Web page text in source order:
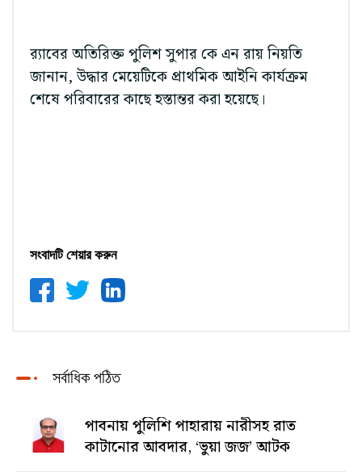
র‌্যাবের অতিরিক্ত পুলিশ সুপার কে এন রায় নিয়তি
জানান, উদ্ধার মেয়েটিকে প্রাথমিক আইনি কার্যক্রম
শেষে পরিবারের কাছে হস্তান্তর করা হয়েছে।
সংবাদটি শেয়ার করুন
সর্বাধিক পঠিত
পাবনায় পুলিশি পাহারায় নারীসহ রাত
কাটানোর আবদার, ‘ভুয়া জজ’ আটক